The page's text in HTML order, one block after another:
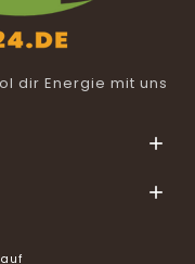
dir Energie mit uns

